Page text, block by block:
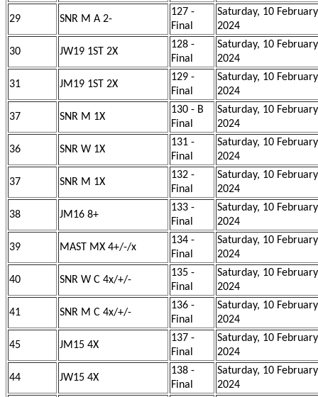
29 SNR M A 2-
127 -
Final
Saturday, 10 February
2024
30 JW19 1ST 2X
128 -
Final
Saturday, 10 February
2024
31 JM19 1ST 2X
129 -
Final
Saturday, 10 February
2024
37 SNR M 1X
130 - B
Final
Saturday, 10 February
2024
36 SNR W 1X
131 -
Final
Saturday, 10 February
2024
37 SNR M 1X
132 -
Final
Saturday, 10 February
2024
38 JM16 8+
133 -
Final
Saturday, 10 February
2024
39 MAST MX 4+/-/x
134 -
Final
Saturday, 10 February
2024
40 SNR W C 4x/+/-
135 -
Final
Saturday, 10 February
2024
41 SNR M C 4x/+/-
136 -
Final
Saturday, 10 February
2024
45 JM15 4X
137 -
Final
Saturday, 10 February
2024
44 JW15 4X
138 -
Final
Saturday, 10 February
2024